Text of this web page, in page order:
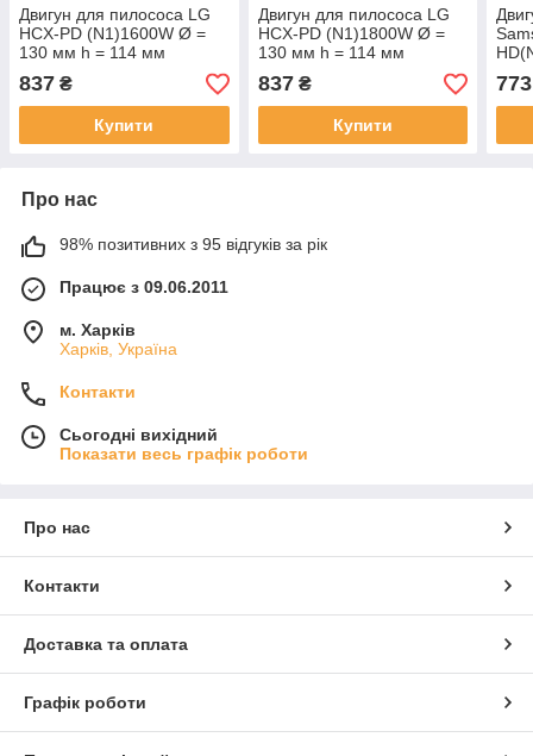
Двигун для пилососа LG
HCX-PD (N1)1600W Ø =
130 мм h = 114 мм
837 ₴
Купити
Двигун для пилососа LG
HCX-PD (N1)1800W Ø =
130 мм h = 114 мм
837₴
Купити
h =
773
Про нас
98% позитивних з 95 відгуків за рік
Працює з 09.06.2011
м. Харків
Харків, Україна
Контакти
Сьогодні вихідний
Показати весь графік роботи
Про нас
Контакти
Доставка та оплата
Графік роботи